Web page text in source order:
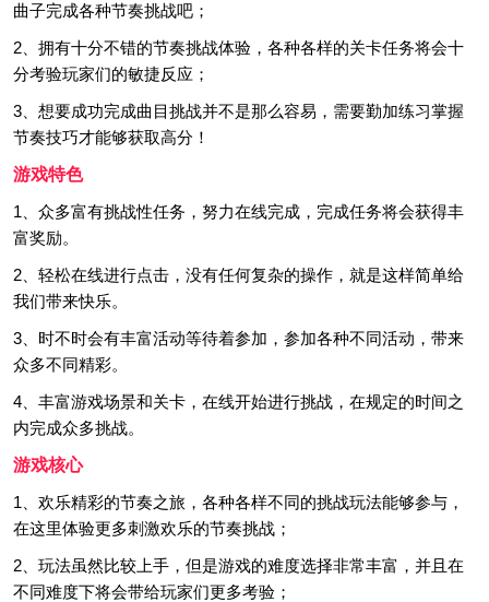
曲子完成各种节奏挑战吧；
2、拥有十分不错的节奏挑战体验，各种各样的关卡任务将会十
分考验玩家们的敏捷反应；
3、想要成功完成曲目挑战并不是那么容易，需要勤加练习掌握
节奏技巧才能够获取高分！
游戏特色
1、众多富有挑战性任务，努力在线完成，完成任务将会获得丰
富奖励。
2、轻松在线进行点击，没有任何复杂的操作，就是这样简单给
我们带来快乐。
3、时不时会有丰富活动等待着参加，参加各种不同活动，带来
众多不同精彩。
4、丰富游戏场景和关卡，在线开始进行挑战，在规定的时间之
内完成众多挑战。
游戏核心
1、欢乐精彩的节奏之旅，各种各样不同的挑战玩法能够参与，
在这里体验更多刺激欢乐的节奏挑战；
2、玩法虽然比较上手，但是游戏的难度选择非常丰富，并且在
不同难度下将会带给玩家们更多考验；